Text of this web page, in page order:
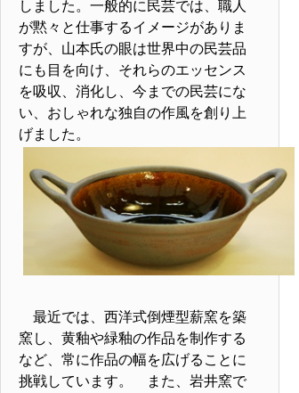
しました。一般的に民芸では、職人
が黙々と仕事するイメージがありま
すが、山本氏の眼は世界中の民芸品
にも目を向け、それらのエッセンス
を吸収、消化し、今までの民芸にな
い、おしゃれな独自の作風を創り上
げました。
最近では、西洋式倒煙型薪窯を築
窯し、黄釉や緑釉の作品を制作する
など、常に作品の幅を広げることに
挑戦しています。 また、岩井窯で